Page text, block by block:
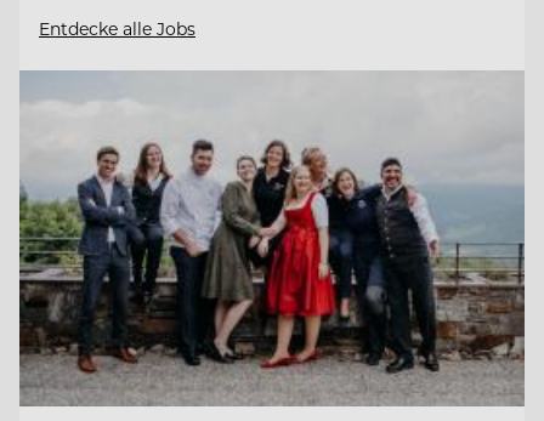
Entdecke alle Jobs